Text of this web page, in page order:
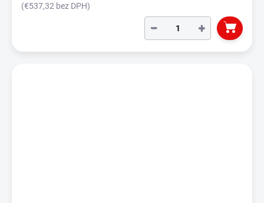
(€537,32 bez DPH)
+
−